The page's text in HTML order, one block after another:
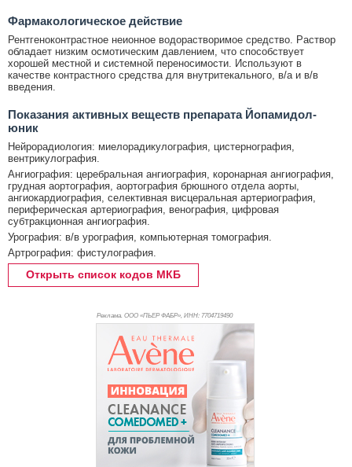
Фармакологическое действие
Рентгеноконтрастное неионное водорастворимое средство. Раствор
обладает низким осмотическим давлением, что способствует
хорошей местной и системной переносимости. Используют в
качестве контрастного средства для внутритекального, в/а и в/в
введения.
Показания активных веществ препарата Йопамидол-
юник
Нейрорадиология: миелорадикулография, цистернография,
вентрикулография.
Ангиография: церебральная ангиография, коронарная ангиография,
грудная аортография, аортография брюшного отдела аорты,
ангиокардиография, селективная висцеральная артериография,
периферическая артериография, венография, цифровая
субтракционная ангиография.
Урография: в/в урография, компьютерная томография.
Артрография: фистулография.
Открыть список кодов МКБ
Реклама. ООО «ПЬЕР ФАБР», ИНН: 7704719490